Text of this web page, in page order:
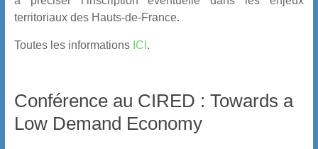
territoriaux des Hauts-de-France.
Toutes les informations ICI .
Conférence au CIRED : Towards a
Low Demand Economy